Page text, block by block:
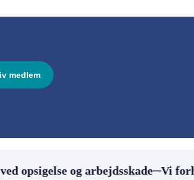
medlem
og arbejdsskade─Vi